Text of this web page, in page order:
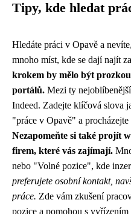
Tipy, kde hledat
Hledáte práci v Opavě a
mnoho míst, kde se dají najít
krokem by mělo být
portálů. Mezi ty
Indeed. Zadejte klíčová slova
"práce v Opavě" a
Nezapomeňte si také projít
firem, které vás zajímají.
nebo "Volné pozice", kde
preferujete osobní kontakt,
práce. Zde vám zkušení
pozice a pomohou s